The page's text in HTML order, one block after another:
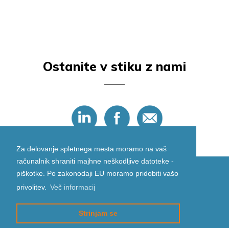
Za delovanje spletnega mesta moramo na vaš
računalnik shraniti majhne neškodljive datoteke -
piškotke. Po zakonodaji EU moramo pridobiti vašo
privolitev. Več informacij
Strinjam se
Ostanite v stiku z nami